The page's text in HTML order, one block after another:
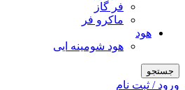
فر گاز
ماكرو فر
هود
هود شومینه ایی
جستجو
ورود / ثبت نام